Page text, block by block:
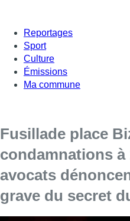
Reportages
Sport
Culture
Émissions
Ma commune
Fusillade place
condamnations à
avocats
grave du secret